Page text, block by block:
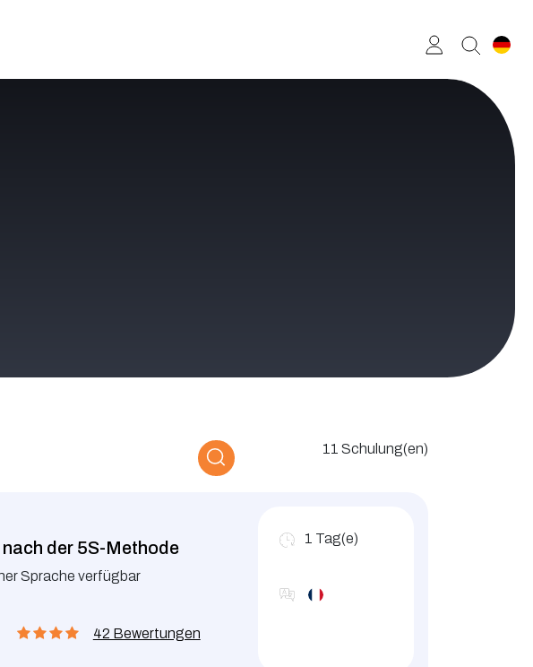
11 Schulung(en)
der 5S-Methode
Sprache verfügbar
42 Bewertungen
1 Tag(e)